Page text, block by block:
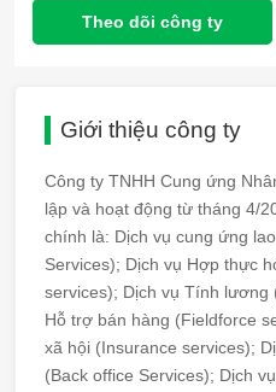
Theo dõi công ty
Giới thiệu công ty
Công ty TNHH Cung ứng
lập và hoạt động từ tháng 4/
chính là: Dịch vụ cung ứng
Services); Dịch vụ Hợp thực
services); Dịch vụ Tính lương
Hỗ trợ bán hàng (Fieldforce
xã hội (Insurance services);
(Back office Services); Dịch